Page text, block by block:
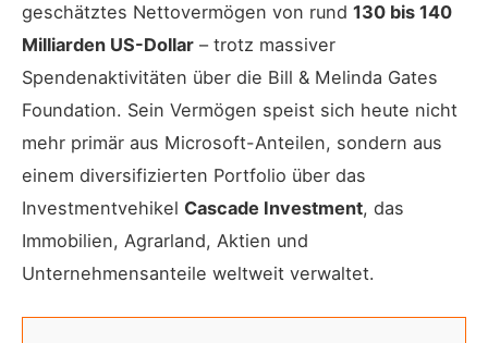
geschätztes Nettovermögen von rund 130 bis 140
Milliarden US-Dollar – trotz massiver
Spendenaktivitäten über die Bill & Melinda Gates
Foundation. Sein Vermögen speist sich heute nicht
mehr primär aus Microsoft-Anteilen, sondern aus
einem diversifizierten Portfolio über das
Investmentvehikel Cascade Investment, das
Immobilien, Agrarland, Aktien und
Unternehmensanteile weltweit verwaltet.